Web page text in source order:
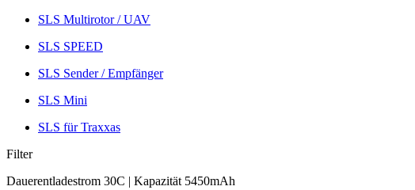
SLS Multirotor / UAV
SLS SPEED
SLS Sender / Empfänger
SLS Mini
SLS für Traxxas
Filter
Dauerentladestrom 30C | Kapazität 5450mAh